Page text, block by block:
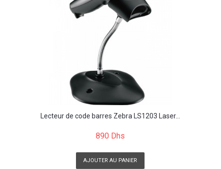
Lecteur de code barres Zebra LS1203 Laser...
890 Dhs
AJOUTER AU PANIER